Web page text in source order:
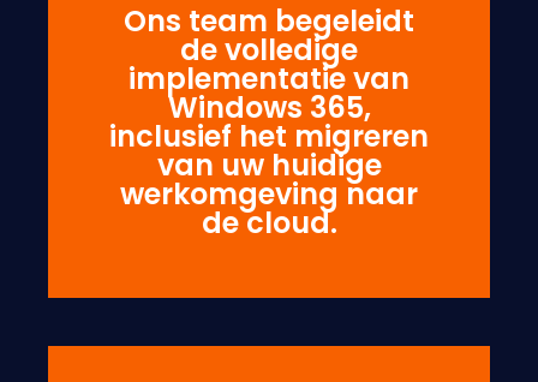
Ons team begeleidt
de volledige
implementatie van
Windows 365,
inclusief het migreren
van uw huidige
werkomgeving naar
de cloud.